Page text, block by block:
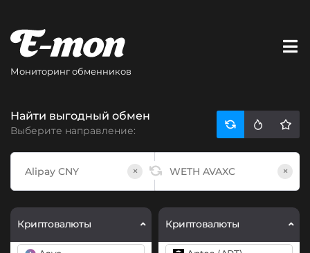
Мониторинг обменников
Найти выгодный обмен
Выберите направление:
× ×
Криптовалюты Криптовалюты